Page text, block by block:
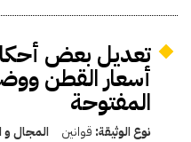
تعديل بعض
أسعار القطن
المفتوحة
نوع الوثيقة: قوانين المجال و